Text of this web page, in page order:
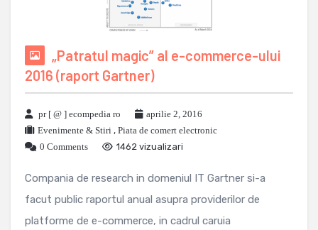
„Patratul magic” al e-commerce-ului
2016 (raport Gartner)
pr [ @ ] ecompedia ro
aprilie 2, 2016
Evenimente & Stiri , Piata de comert electronic
0 Comments
1462 vizualizari
Compania de research in domeniul IT Gartner si-a
facut public raportul anual asupra providerilor de
platforme de e-commerce, in cadrul caruia